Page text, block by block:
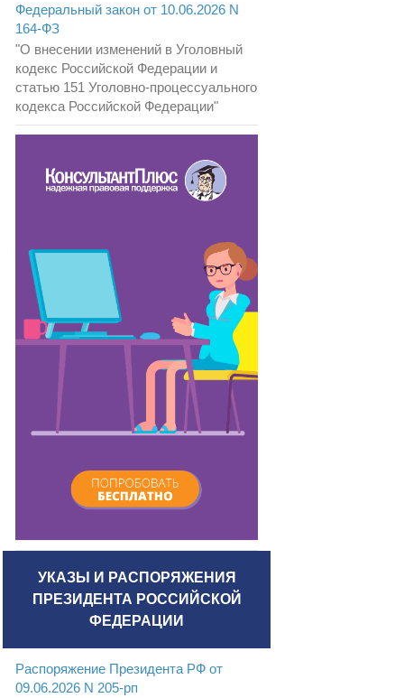
Федеральный закон от 10.06.2026 N
164-ФЗ
"О внесении изменений в Уголовный
кодекс Российской Федерации и
статью 151 Уголовно-процессуального
кодекса Российской Федерации"
УКАЗЫ И РАСПОРЯЖЕНИЯ
ПРЕЗИДЕНТА РОССИЙСКОЙ
ФЕДЕРАЦИИ
Распоряжение Президента РФ от
09.06.2026 N 205-рп